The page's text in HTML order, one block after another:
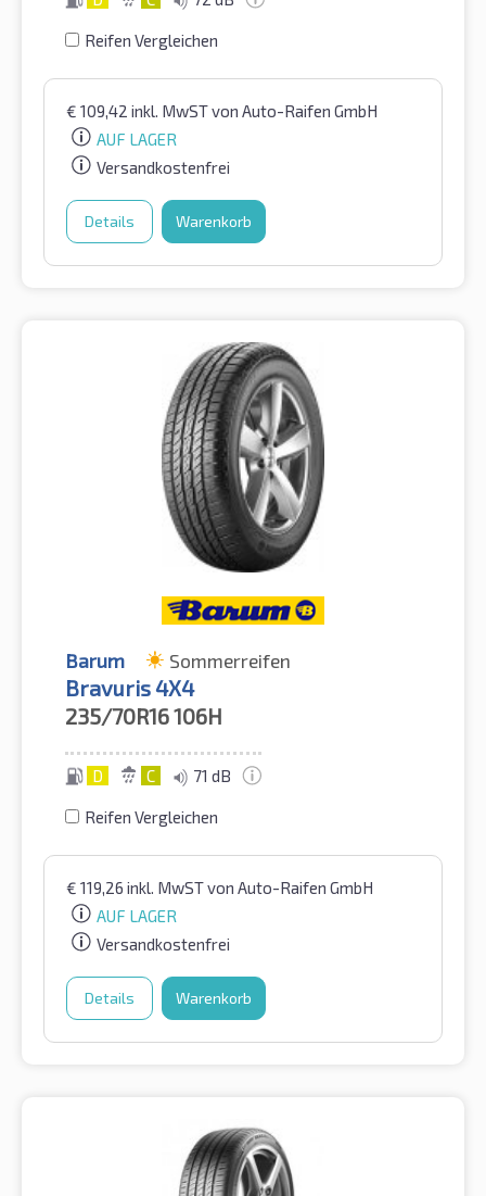
Reifen Vergleichen
€ 109,42 inkl. MwSTvon Auto-Raifen GmbH
AUF LAGER
Versandkostenfrei
Details Warenkorb
Barum Sommerreifen
Bravuris 4X4
235/70R16106H
D C 71 dB
Reifen Vergleichen
€ 119,26 inkl. MwSTvon Auto-Raifen GmbH
AUF LAGER
Versandkostenfrei
Details Warenkorb